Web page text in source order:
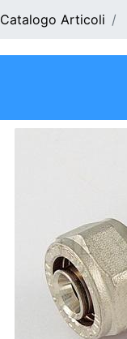
Catalogo Articoli